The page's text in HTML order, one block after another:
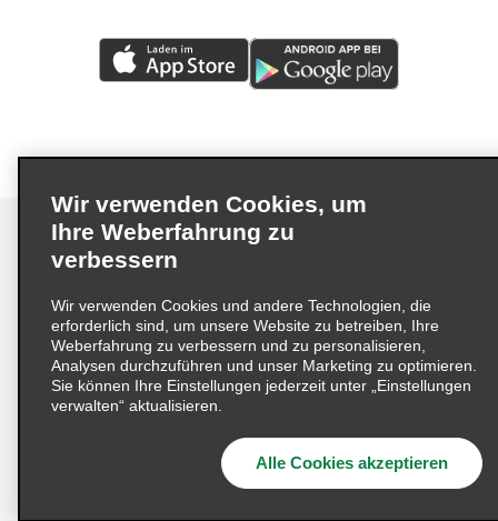
Impressum Nutzungsbedingungen
Datenschutzrichtlinie
Cookie-Richtlinie
Datenschutzoptionen
Lieferkettensorgfaltspflichtengesetz (LkSG) Grundsatzerklärung
Beschwerdeverfahren nach dem
© 2026 Enterprise Holdings, Inc. Alle Rechte vorbehalten
Wir verwenden Cookies, um
Ihre Weberfahrung zu
verbessern
Wir verwenden Cookies und andere Technologien, die
erforderlich sind, um unsere Website zu betreiben, Ihre
Weberfahrung zu verbessern und zu personalisieren,
Analysen durchzuführen und unser Marketing zu optimieren.
Sie können Ihre Einstellungen jederzeit unter „Einstellungen
verwalten“ aktualisieren.
Alle Cookies akzeptieren